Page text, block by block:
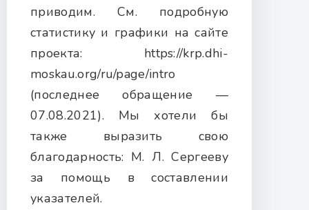
приводим. См. подробную
статистику и графики на сайте
проекта: https://krp.dhi-
moskau.org/ru/page/intro
(последнее обращение —
07.08.2021). Мы хотели бы
также выразить свою
благодарность: М. Л. Сергееву
за помощь в составлении
указателей.